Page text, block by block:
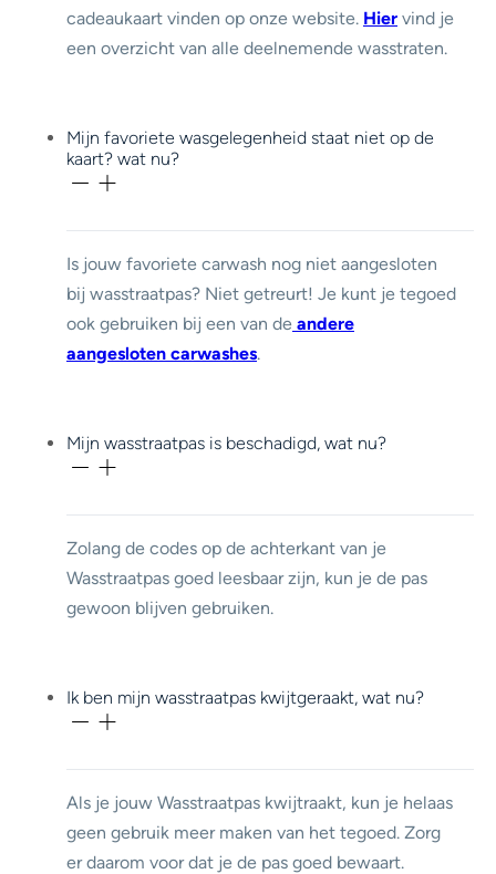
cadeaukaart vinden op onze website. Hier vind je
een overzicht van alle deelnemende wasstraten.
Mijn favoriete wasgelegenheid staat niet op de
kaart? wat nu?
Is jouw favoriete carwash nog niet aangesloten
bij wasstraatpas? Niet getreurt! Je kunt je tegoed
ook gebruiken bij een van de andere
aangesloten carwashes.
Mijn wasstraatpas is beschadigd, wat nu?
Zolang de codes op de achterkant van je
Wasstraatpas goed leesbaar zijn, kun je de pas
gewoon blijven gebruiken.
Ik ben mijn wasstraatpas kwijtgeraakt, wat nu?
Als je jouw Wasstraatpas kwijtraakt, kun je helaas
geen gebruik meer maken van het tegoed. Zorg
er daarom voor dat je de pas goed bewaart.